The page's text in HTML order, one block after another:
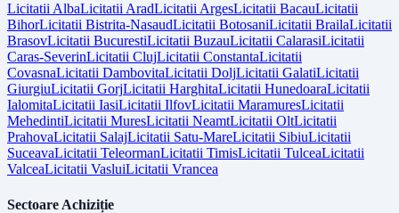
LicitatiiAlbaLicitatiiAradLicitatiiArgesLicitatii BacauLicitatii
BihorLicitatii Bistrita-NasaudLicitatii BotosaniLicitatii BrailaLicitatii
BrasovLicitatii BucurestiLicitatii BuzauLicitatii CalarasiLicitatii
Caras-SeverinLicitatii ClujLicitatii ConstantaLicitatii
CovasnaLicitatii DambovitaLicitatii DoljLicitatii GalatiLicitatii
GiurgiuLicitatii GorjLicitatii HarghitaLicitatii HunedoaraLicitatii
IalomitaLicitatii IasiLicitatii IlfovLicitatii MaramuresLicitatii
MehedintiLicitatii MuresLicitatii NeamtLicitatii OltLicitatii
PrahovaLicitatii SalajLicitatii Satu-MareLicitatii SibiuLicitatii
SuceavaLicitatii TeleormanLicitatii TimisLicitatii TulceaLicitatii
ValceaLicitatii VasluiLicitatii Vrancea
Sectoare Achiziție